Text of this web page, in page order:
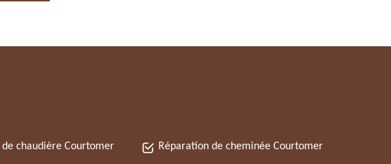
de chaudière Courtomer Réparation de cheminée Courtomer